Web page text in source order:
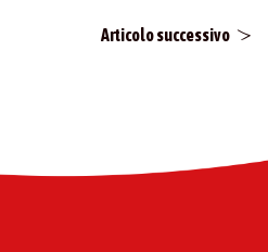
Articolo successivo